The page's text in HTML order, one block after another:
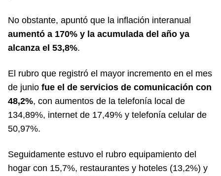
No obstante, apuntó que la inflación interanual
aumentó a 170% y la acumulada del año ya
alcanza el 53,8%.
El rubro que registró el mayor incremento en el mes
de junio fue el de servicios de comunicación con
48,2%, con aumentos de la telefonía local de
134,89%, internet de 17,49% y telefonía celular de
50,97%.
Seguidamente estuvo el rubro equipamiento del
hogar con 15,7%, restaurantes y hoteles (13,2%) y